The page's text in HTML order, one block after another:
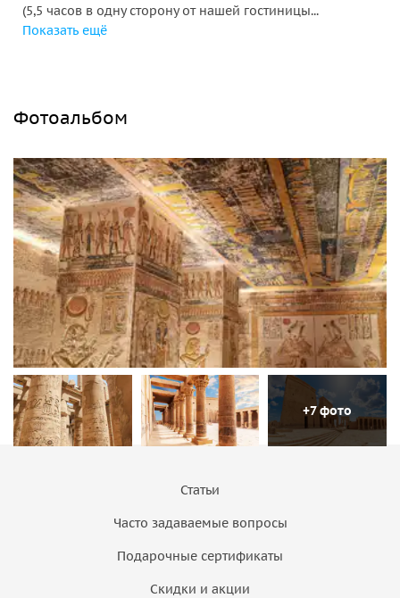
(5,5 часов в одну сторону от нашей гостиницы...
Показать ещё
Фотоальбом
+7 фото
Статьи
Часто задаваемые вопросы
Подарочные сертификаты
Скидки и акции